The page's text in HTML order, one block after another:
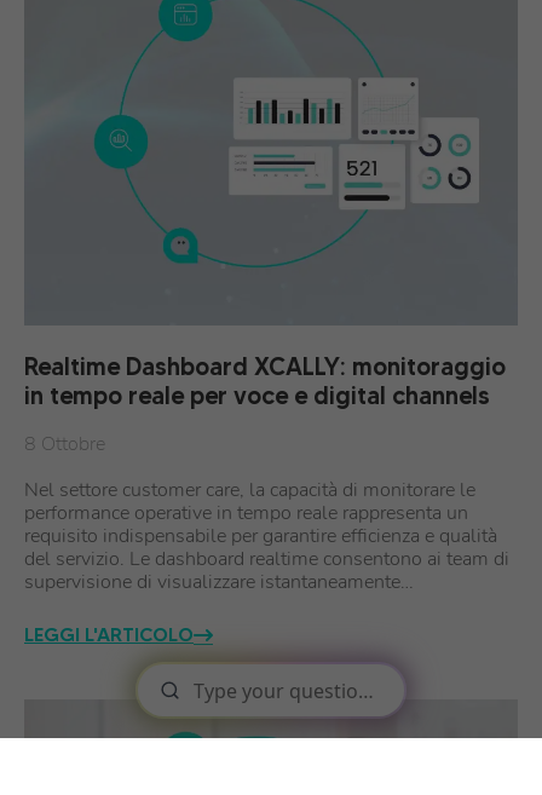
Realtime Dashboard XCALLY: monitoraggio
in tempo reale per voce e digital channels
8 Ottobre
Nel settore customer care, la capacità di monitorare le
performance operative in tempo reale rappresenta un
requisito indispensabile per garantire efficienza e qualità
del servizio. Le dashboard realtime consentono ai team di
supervisione di visualizzare istantaneamente…
LEGGI L'ARTICOLO